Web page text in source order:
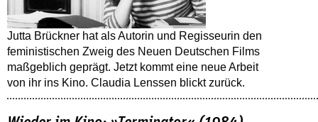
Jutta Brückner hat als Autorin und Regisseurin den
feministischen Zweig des Neuen Deutschen Films
maßgeblich geprägt. Jetzt kommt eine neue Arbeit
von ihr ins Kino. Claudia Lenssen blickt zurück.